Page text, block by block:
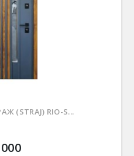
(STRAJ) RIO-S...